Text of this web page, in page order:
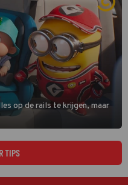
op de rails te krijgen, maar
TIPS